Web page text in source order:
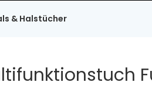
& Halstücher